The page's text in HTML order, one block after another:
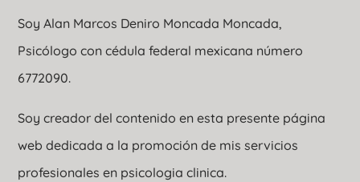
Soy Alan Marcos Deniro Moncada Moncada,
Psicólogo con cédula federal mexicana número
6772090.
Soy creador del contenido en esta presente página
web dedicada a la promoción de mis servicios
profesionales en psicologia clinica.